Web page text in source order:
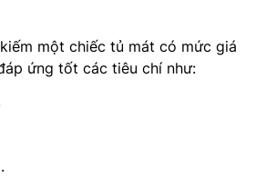
một chiếc tủ mát có mức giá
ứng tốt các tiêu chí như: